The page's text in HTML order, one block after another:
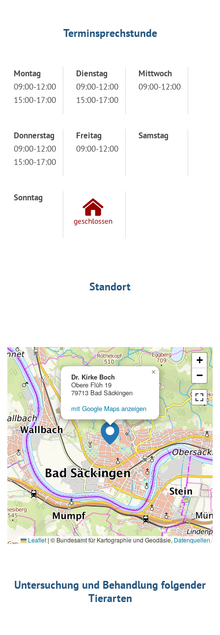
Terminsprechstunde
Montag
09:00-12:00
15:00-17:00
Dienstag
09:00-12:00
15:00-17:00
Mittwoch
09:00-12:00
Donnerstag
09:00-12:00
15:00-17:00
Freitag
09:00-12:00
Samstag
Sonntag
Standort
Dr. Kirke Boch
Obere Flüh 19
79713 Bad Säckingen
mit Google Maps anzeigen
×
+
−
Leaflet | © Bundesamt für Kartographie und Geodäsie, Datenquellen
Untersuchung und Behandlung folgender
Tierarten